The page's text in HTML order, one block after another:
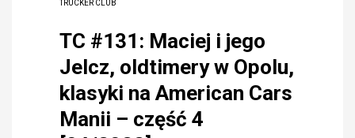
TRUCKER CLUB
TC #131: Maciej i jego
Jelcz, oldtimery w Opolu,
klasyki na American Cars
Manii – część 4